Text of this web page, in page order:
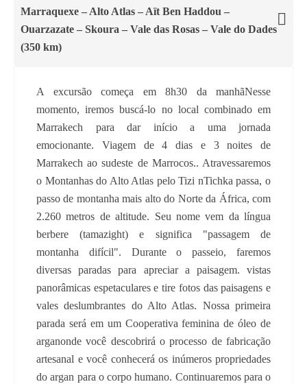
Marraquexe – Alto Atlas – Aït Ben Haddou –
Ouarzazate – Skoura – Vale das Rosas – Vale do Dades
(350 km)
A excursão começa em 8h30 da manhãNesse
momento, iremos buscá-lo no local combinado em
Marrakech para dar início a uma jornada
emocionante. Viagem de 4 dias e 3 noites de
Marrakech ao sudeste de Marrocos.. Atravessaremos
o Montanhas do Alto Atlas pelo Tizi nTichka passa, o
passo de montanha mais alto do Norte da África, com
2.260 metros de altitude. Seu nome vem da língua
berbere (tamazight) e significa "passagem de
montanha difícil". Durante o passeio, faremos
diversas paradas para apreciar a paisagem. vistas
panorâmicas espetaculares e tire fotos das paisagens e
vales deslumbrantes do Alto Atlas. Nossa primeira
parada será em um Cooperativa feminina de óleo de
arganonde você descobrirá o processo de fabricação
artesanal e você conhecerá os inúmeros propriedades
do argan para o corpo humano. Continuaremos para o